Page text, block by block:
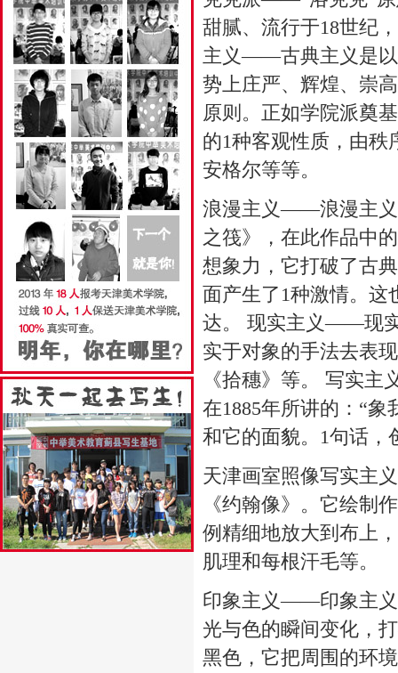
甜腻、流行于18世纪
主义——古典主义是以
势上庄严、辉煌、崇
原则。正如学院派奠
的1种客观性质，由秩
安格尔等等。
浪漫主义——浪漫主义
之筏》，在此作品中
想象力，它打破了古
面产生了1种激情。这
达。 现实主义——现
实于对象的手法去表
《拾穗》等。 写实
在1885年所讲的：“
和它的面貌。1句话，
天津画室照像写实主
《约翰像》。它绘制
例精细地放大到布上
肌理和每根汗毛等。
印象主义——印象主义
光与色的瞬间变化，
黑色，它把周围的环